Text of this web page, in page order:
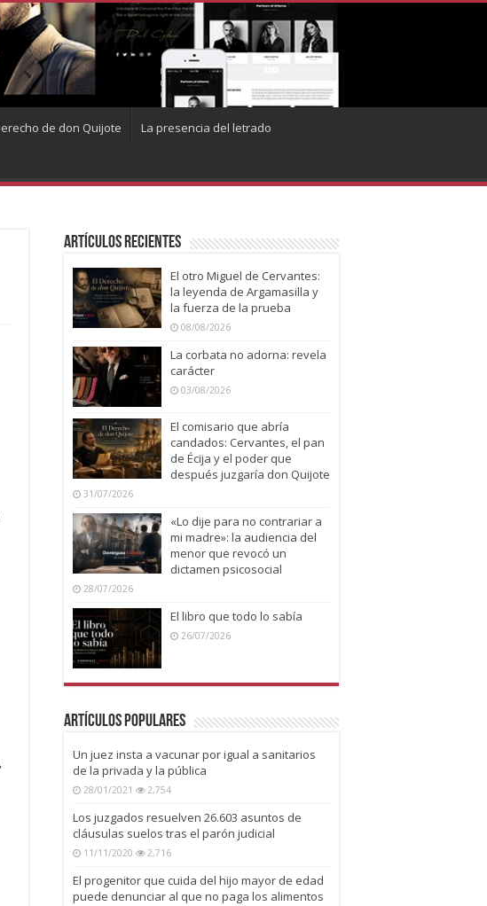
de don Quijote La presencia del letrado
Artículos recientes
El otro Miguel de Cervantes:
la leyenda de Argamasilla y
la fuerza de la prueba
08/08/2026
La corbata no adorna: revela
carácter
03/08/2026
El comisario que abría
candados: Cervantes, el pan
de Écija y el poder que
después juzgaría don Quijote
31/07/2026
«Lo dije para no contrariar a
mi madre»: la audiencia del
menor que revocó un
dictamen psicosocial
28/07/2026
El libro que todo lo sabía
26/07/2026
Artículos Populares
Un juez insta a vacunar por igual a sanitarios
de la privada y la pública
28/01/2021 2,754
Los juzgados resuelven 26.603 asuntos de
cláusulas suelos tras el parón judicial
11/11/2020 2,716
El progenitor que cuida del hijo mayor de edad
puede denunciar al que no paga los alimentos